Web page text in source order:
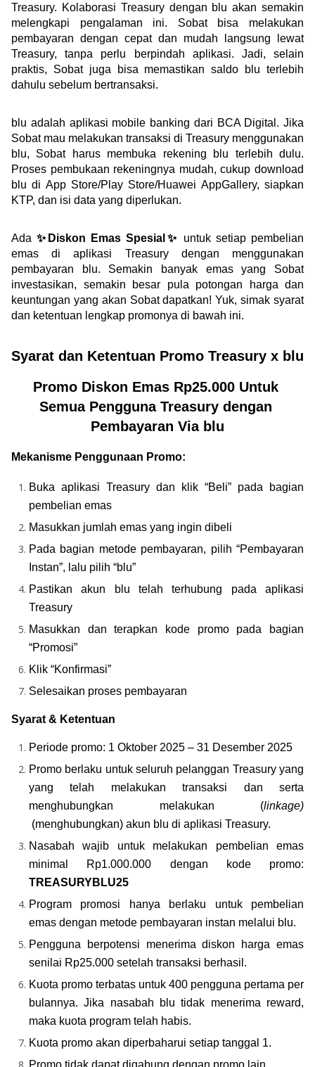
Treasury. Kolaborasi Treasury dengan blu akan semakin
melengkapi pengalaman ini. Sobat bisa melakukan
pembayaran dengan cepat dan mudah langsung lewat
Treasury, tanpa perlu berpindah aplikasi. Jadi, selain
praktis, Sobat juga bisa memastikan saldo blu terlebih
dahulu sebelum bertransaksi.
blu adalah aplikasi mobile banking dari BCA Digital. Jika
Sobat mau melakukan transaksi di Treasury menggunakan
blu, Sobat harus membuka rekening blu terlebih dulu.
Proses pembukaan rekeningnya mudah, cukup download
blu di App Store/Play Store/Huawei AppGallery, siapkan
KTP, dan isi data yang diperlukan.
Ada ✨Diskon Emas Spesial✨ untuk setiap pembelian
emas di aplikasi Treasury dengan menggunakan
pembayaran blu. Semakin banyak emas yang Sobat
investasikan, semakin besar pula potongan harga dan
keuntungan yang akan Sobat dapatkan! Yuk, simak syarat
dan ketentuan lengkap promonya di bawah ini.
Syarat dan Ketentuan Promo Treasury x blu
Promo Diskon Emas Rp25.000 Untuk
Semua Pengguna Treasury dengan
Pembayaran Via blu
Mekanisme Penggunaan Promo:
Buka aplikasi Treasury dan klik “Beli” pada bagian
pembelian emas
Masukkan jumlah emas yang ingin dibeli
Pada bagian metode pembayaran, pilih “Pembayaran
Instan”, lalu pilih “blu”
Pastikan akun blu telah terhubung pada aplikasi
Treasury
Masukkan dan terapkan kode promo pada bagian
“Promosi”
Klik “Konfirmasi”
Selesaikan proses pembayaran
Syarat & Ketentuan
Periode promo: 1 Oktober 2025 – 31 Desember 2025
Promo berlaku untuk seluruh pelanggan Treasury yang
yang telah melakukan transaksi dan serta
menghubungkan melakukan (
(menghubungkan) akun blu di aplikasi Treasury.
Nasabah wajib untuk melakukan pembelian emas
TREASURYBLU25
Program promosi hanya berlaku untuk pembelian
emas dengan metode pembayaran instan melalui blu.
Pengguna berpotensi menerima diskon harga emas
senilai Rp25.000 setelah transaksi berhasil.
Kuota promo terbatas untuk 400 pengguna pertama per
bulannya. Jika nasabah blu tidak menerima reward,
maka kuota program telah habis.
Kuota promo akan diperbaharui setiap tanggal 1.
Promo tidak dapat digabung dengan promo lain.